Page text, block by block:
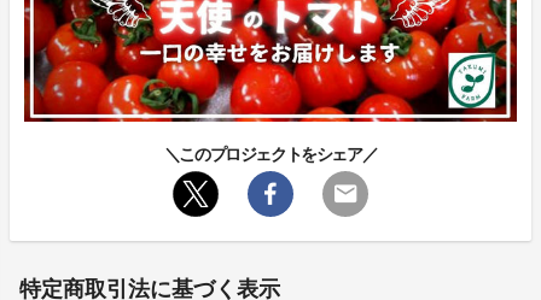
＼このプロジェクトをシェア／
特定商取引法に基づく表示